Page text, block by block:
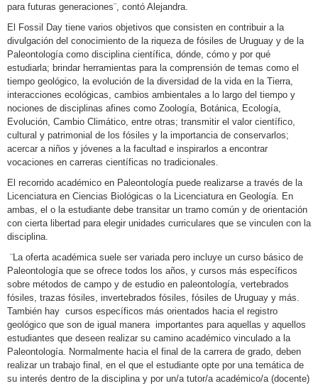
para futuras generaciones¨, contó Alejandra.
El Fossil Day tiene varios objetivos que consisten en contribuir a la
divulgación del conocimiento de la riqueza de fósiles de Uruguay y de la
Paleontología como disciplina científica, dónde, cómo y por qué
estudiarla; brindar herramientas para la comprensión de temas como el
tiempo geológico, la evolución de la diversidad de la vida en la Tierra,
interacciones ecológicas, cambios ambientales a lo largo del tiempo y
nociones de disciplinas afines como Zoología, Botánica, Ecología,
Evolución, Cambio Climático, entre otras; transmitir el valor científico,
cultural y patrimonial de los fósiles y la importancia de conservarlos;
acercar a niños y jóvenes a la facultad e inspirarlos a encontrar
vocaciones en carreras científicas no tradicionales.
El recorrido académico en Paleontología puede realizarse a través de la
Licenciatura en Ciencias Biológicas o la Licenciatura en Geología. En
ambas, el o la estudiante debe transitar un tramo común y de orientación
con cierta libertad para elegir unidades curriculares que se vinculen con la
disciplina.
¨La oferta académica suele ser variada pero incluye un curso básico de
Paleontología que se ofrece todos los años, y cursos más específicos
sobre métodos de campo y de estudio en paleontología, vertebrados
fósiles, trazas fósiles, invertebrados fósiles, fósiles de Uruguay y más.
También hay cursos específicos más orientados hacia el registro
geológico que son de igual manera importantes para aquellas y aquellos
estudiantes que deseen realizar su camino académico vinculado a la
Paleontología. Normalmente hacia el final de la carrera de grado, deben
realizar un trabajo final, en el que el estudiante opte por una temática de
su interés dentro de la disciplina y por un/a tutor/a académico/a (docente)